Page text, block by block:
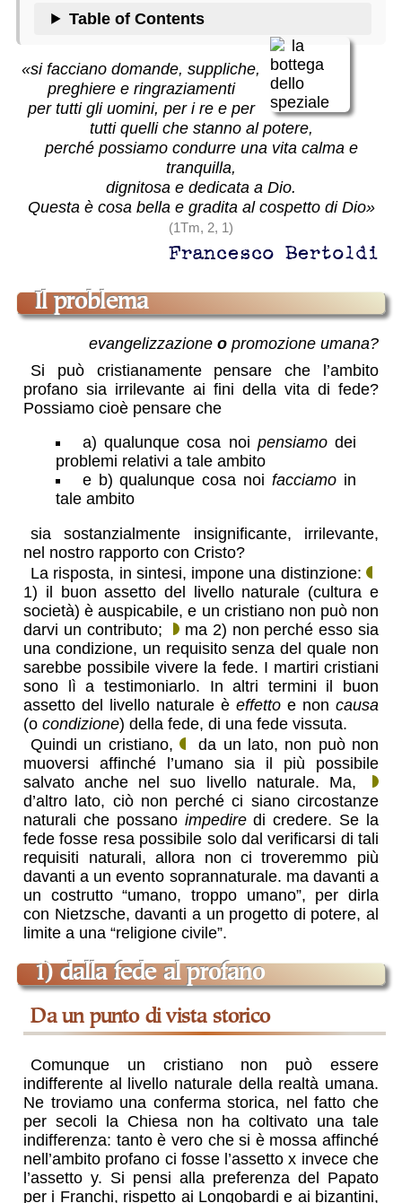
Table of Contents
«si facciano domande, suppliche,
preghiere e ringraziamenti
per tutti gli uomini, per i re e per
tutti quelli che stanno al potere,
perché possiamo condurre una vita calma e
tranquilla,
dignitosa e dedicata a Dio.
Questa è cosa bella e gradita al cospetto di Dio»
(1Tm, 2, 1)
Francesco Bertoldi
il problema
evangelizzazione opromozione umana?
Si può cristianamente pensare che l’ambito
profano sia irrilevante ai fini della vita di fede?
Possiamo cioè pensare che
a) qualunque cosa noi pensiamodei
problemi relativi a tale ambito
e b) qualunque cosa noifacciamo in
tale ambito
sia sostanzialmente insignificante, irrilevante,
nel nostro rapporto con Cristo?
La risposta, in sintesi, impone una distinzione:
1) il buon assetto del livello naturale (cultura e
società) è auspicabile, e un cristiano non può non
darvi un contributo;
ma 2) non perché esso sia
una condizione, un requisito senza del quale non
sarebbe possibile vivere la fede. I martiri cristiani
sono lì a testimoniarlo. In altri termini il buon
assetto del livello naturale è effettoe non causa
(ocondizione) della fede, di una fede vissuta.
Quindi un cristiano,
da un lato, non può non
muoversi affinché l’umano sia il più possibile
salvato anche nel suo livello naturale. Ma,
d’altro lato, ciò non perché ci siano circostanze
naturali che possano impediredi credere. Se la
fede fosse resa possibile solo dal verificarsi di tali
requisiti naturali, allora non ci troveremmo più
davanti a un evento soprannaturale. ma davanti a
un costrutto “umano, troppo umano”, per dirla
con Nietzsche, davanti a un progetto di potere, al
limite a una “religione civile”.
1) dalla fede al profano
da un punto di vista storico
Comunque un cristiano non può essere
indifferente al livello naturale della realtà umana.
Ne troviamo una conferma storica, nel fatto che
per secoli la Chiesa non ha coltivato una tale
indifferenza: tanto è vero che si è mossa affinché
nell’ambito profano ci fosse l’assetto x invece che
l’assetto y. Si pensi alla preferenza del Papato
per i Franchi, rispetto ai Longobardi e ai bizantini,